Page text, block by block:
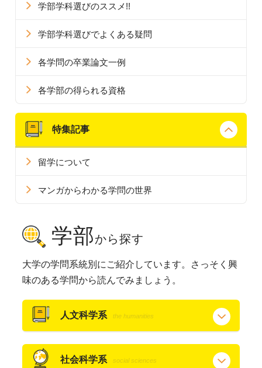
学部学科選びのススメ!!
学部学科選びでよくある疑問
各学問の卒業論文一例
各学部の得られる資格
特集記事
留学について
マンガからわかる学問の世界
学部から探す
大学の学問系統別にご紹介しています。さっそく興
味のある学問から読んでみましょう。
人文科学系 the humanities
社会科学系 social sciences